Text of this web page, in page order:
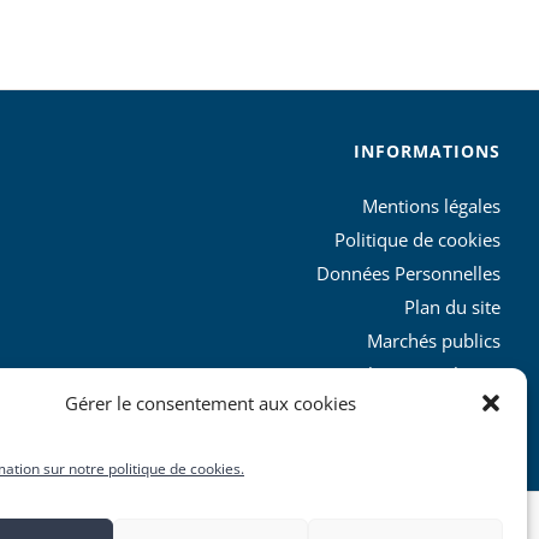
Gérer le consentement aux cookies
sur notre politique de cookies.
INFORMATIONS
Mentions légales
Politique de cookies
Données Personnelles
Plan du site
Marchés publics
Charte graphique
L’agglo recrute